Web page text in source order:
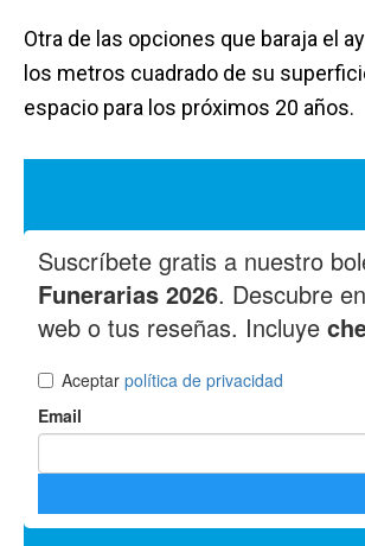
Otra de las opciones que baraja el
los metros cuadrado de su
espacio para los próximos 20 años.